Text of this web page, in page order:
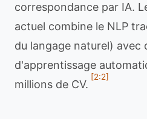
correspondance par IA.
actuel combine le NLP
du langage naturel) avec
d'apprentissage
millions de CV.
[2:2]